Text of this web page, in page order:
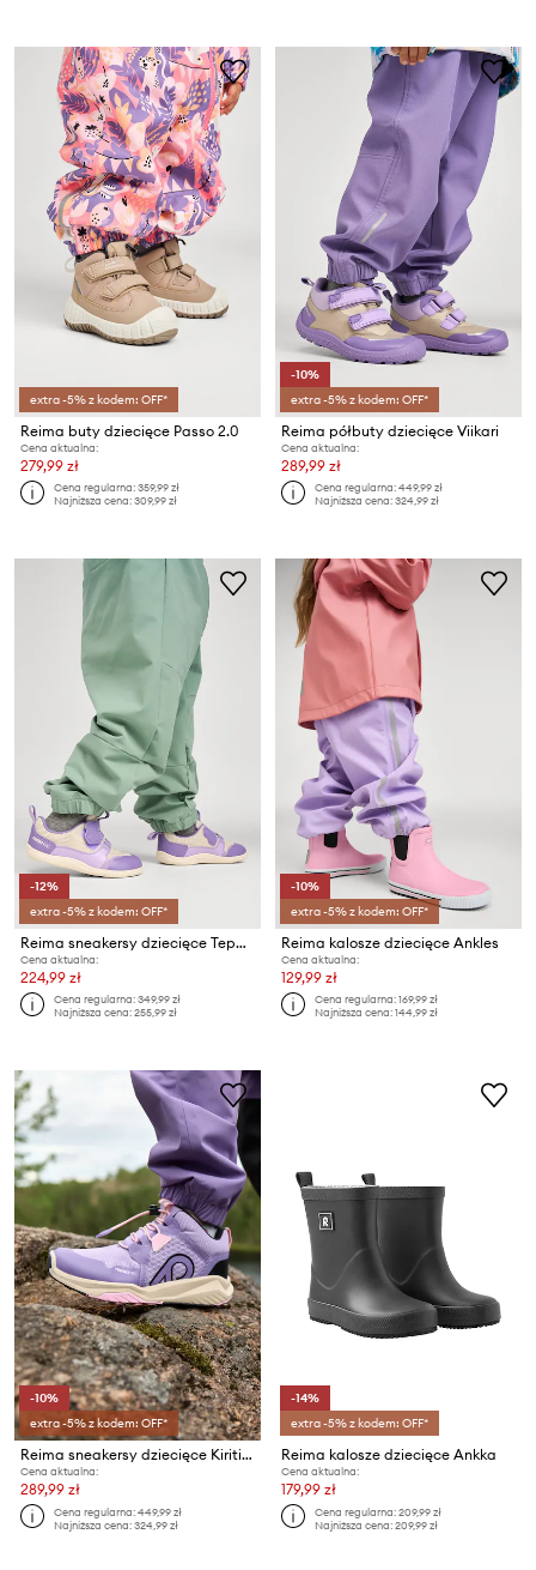
extra -5% z kodem: OFF*
Reima buty dziecięce Passo 2.0
Cena aktualna:
279,99 zł
Cena regularna:359,99 zł
Najniższa cena:309,99 zł
-10%
extra -5% z kodem: OFF*
Reima półbuty dziecięce Viikari
Cena aktualna:
289,99 zł
Cena regularna:449,99 zł
Najniższa cena:324,99 zł
-12%
extra -5% z kodem: OFF*
Reima sneakersy dziecięce Tepastelu
Cena aktualna:
224,99 zł
Cena regularna:349,99 zł
Najniższa cena:255,99 zł
-10%
extra -5% z kodem: OFF*
Reima kalosze dziecięce Ankles
Cena aktualna:
129,99 zł
Cena regularna:169,99 zł
Najniższa cena:144,99 zł
-10%
extra -5% z kodem: OFF*
Reima sneakersy dziecięce Kiritin
Cena aktualna:
289,99 zł
Cena regularna:449,99 zł
Najniższa cena:324,99 zł
-14%
extra -5% z kodem: OFF*
Reima kalosze dziecięce Ankka
Cena aktualna:
179,99 zł
Cena regularna:209,99 zł
Najniższa cena:209,99 zł